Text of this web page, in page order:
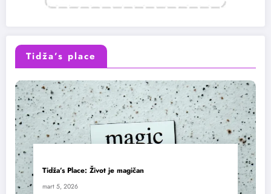
Tidža’s place
Tidža’s Place: Život je magičan
mart 5, 2026